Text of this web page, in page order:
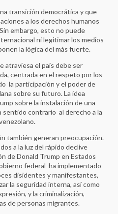
transición democrática y que
a los derechos humanos
embargo, esto no puede
ni legitimar los medios
la lógica del más fuerte.
atraviesa el país debe ser
centrada en el respeto por los
la participación y el poder de
sobre su futuro. La idea
sobre la instalación de una
sentido contrario al derecho a la
también generan preocupación.
a la luz del rápido declive
de Donald Trump en Estados
federal ha implementado
disidentes y manifestantes,
la seguridad interna, así como
y la criminalización,
de personas migrantes.